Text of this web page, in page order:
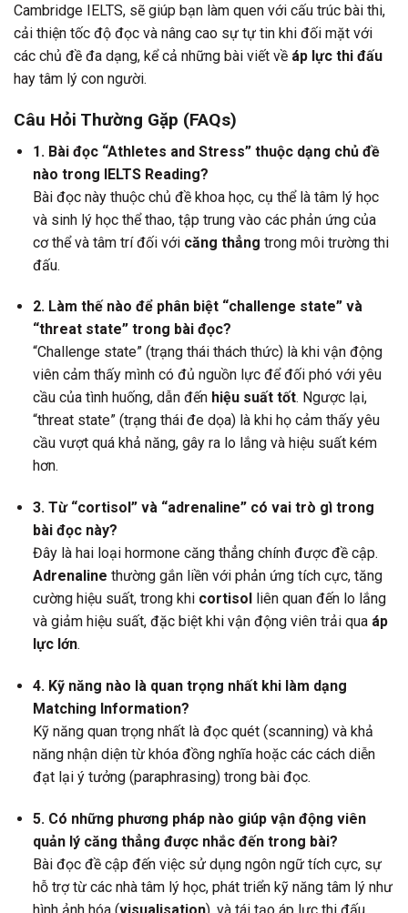
Cambridge IELTS, sẽ giúp bạn làm quen với cấu trúc bài thi,
cải thiện tốc độ đọc và nâng cao sự tự tin khi đối mặt với
các chủ đề đa dạng, kể cả những bài viết về áp lực thi đấu
hay tâm lý con người.
Câu Hỏi Thường Gặp (FAQs)
1. Bài đọc “Athletes and Stress” thuộc dạng chủ đề
nào trong IELTS Reading?
Bài đọc này thuộc chủ đề khoa học, cụ thể là tâm lý học
và sinh lý học thể thao, tập trung vào các phản ứng của
cơ thể và tâm trí đối với căng thẳng trong môi trường thi
đấu.
2. Làm thế nào để phân biệt “challenge state” và
“threat state” trong bài đọc?
“Challenge state” (trạng thái thách thức) là khi vận động
viên cảm thấy mình có đủ nguồn lực để đối phó với yêu
cầu của tình huống, dẫn đến hiệu suất tốt. Ngược lại,
“threat state” (trạng thái đe dọa) là khi họ cảm thấy yêu
cầu vượt quá khả năng, gây ra lo lắng và hiệu suất kém
hơn.
3. Từ “cortisol” và “adrenaline” có vai trò gì trong
bài đọc này?
Đây là hai loại hormone căng thẳng chính được đề cập.
Adrenaline thường gắn liền với phản ứng tích cực, tăng
cường hiệu suất, trong khi cortisol
liên quan đến lo lắng
và giảm hiệu suất, đặc biệt khi vận động viên trải qua áp
lực lớn.
4. Kỹ năng nào là quan trọng nhất khi làm dạng
Matching Information?
Kỹ năng quan trọng nhất là đọc quét (scanning) và khả
năng nhận diện từ khóa đồng nghĩa hoặc các cách diễn
đạt lại ý tưởng (paraphrasing) trong bài đọc.
5. Có những phương pháp nào giúp vận động viên
quản lý căng thẳng được nhắc đến trong bài?
Bài đọc đề cập đến việc sử dụng ngôn ngữ tích cực, sự
hỗ trợ từ các nhà tâm lý học, phát triển kỹ năng tâm lý như